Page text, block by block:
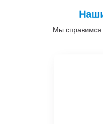
Мы справимся